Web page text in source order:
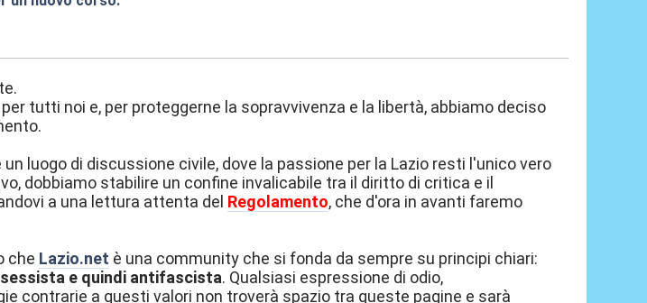
tutti noi e, per proteggerne la sopravvivenza e la libertà, abbiamo deciso
luogo di discussione civile, dove la passione per la Lazio resti l'unico vero
dobbiamo stabilire un confine invalicabile tra il diritto di critica e il
a una lettura attenta del Regolamento, che d'ora in avanti faremo
che Lazio.net è una community che si fonda da sempre su principi chiari:
e quindi antifascista. Qualsiasi espressione di odio,
contrarie a questi valori non troverà spazio tra queste pagine e sarà